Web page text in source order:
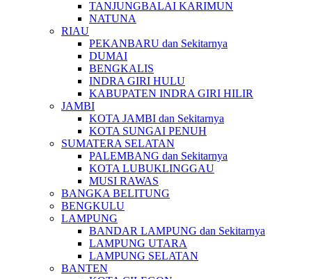
TANJUNGBALAI KARIMUN
NATUNA
RIAU
PEKANBARU dan Sekitarnya
DUMAI
BENGKALIS
INDRA GIRI HULU
KABUPATEN INDRA GIRI HILIR
JAMBI
KOTA JAMBI dan Sekitarnya
KOTA SUNGAI PENUH
SUMATERA SELATAN
PALEMBANG dan Sekitarnya
KOTA LUBUKLINGGAU
MUSI RAWAS
BANGKA BELITUNG
BENGKULU
LAMPUNG
BANDAR LAMPUNG dan Sekitarnya
LAMPUNG UTARA
LAMPUNG SELATAN
BANTEN